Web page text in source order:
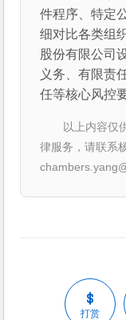
件程序、特定
细对比各类组
股份有限公司
义务、有限责
任等核心风控
以上内容仅
律服务，请联系
打赏